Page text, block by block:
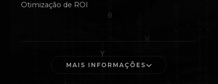
Otimização de ROI
MAIS INFORMAÇÕES